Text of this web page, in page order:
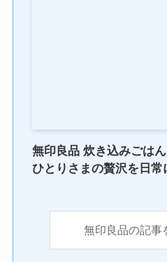
無印良品 炊き込みごは
ひとりさまの贅沢を日常
無印良品の記事